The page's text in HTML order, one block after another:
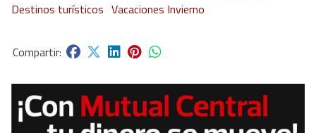
Destinos turísticos Vacaciones Invierno